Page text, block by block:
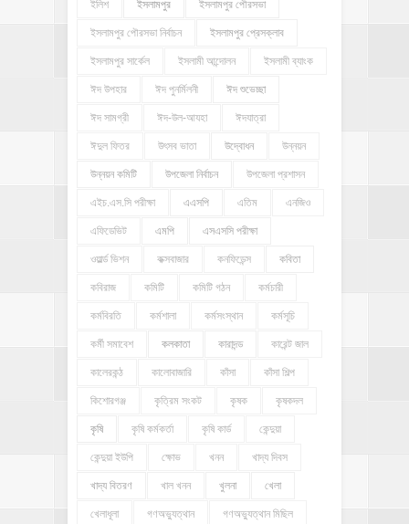
ইলিশ ইসলামপুর ইসলামপুর পৌরসভা
ইসলামপুর পৌরসভা নির্বাচন ইসলামপুর প্রেসক্লাব
ইসলামপুর সার্কেল ইসলামী আন্দোলন ইসলামী ব্যাংক
ঈদ উপহার ঈদ পুনর্মিলনী ঈদ শুভেচ্ছা
ঈদ সামগ্রী ঈদ-উল-আযহা ঈদযাত্রা
ঈদুল ফিতর উৎসব ভাতা উদ্বোধন উন্নয়ন
উন্নয়ন কমিটি উপজেলা নির্বাচন উপজেলা প্রশাসন
এইচ.এস.সি পরীক্ষা এএসপি এতিম এনজিও
এফিডেভিট এমপি এসএসসি পরীক্ষা
ওয়ার্ল্ড ভিশন কক্সবাজার কনফিডেন্স কবিতা
কবিরাজ কমিটি কমিটি গঠন কর্মচারী
কর্মবিরতি কর্মশালা কর্মসংস্থান কর্মসূচি
কর্মী সমাবেশ কলকাতা কারাদন্ড কারেন্ট জাল
কালেরকন্ঠ কালোবাজারি কাঁসা কাঁসা শিল্প
কিশোরগঞ্জ কৃত্রিম সংকট কৃষক কৃষকদল
কৃষি কৃষি কর্মকর্তা কৃষি কার্ড কেন্দুয়া
কেন্দুয়া ইউপি ক্ষোভ খনন খাদ্য দিবস
খাদ্য বিতরণ খাল খনন খুলনা খেলা
খেলাধূলা গণঅভ্যুত্থান গণঅভ্যুত্থান মিছিল